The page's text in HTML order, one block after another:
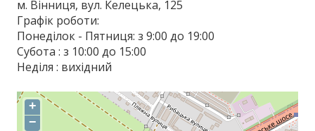
м. Вінниця, вул. Келецька, 125
Графік роботи:
Понеділок - Пятниця: з 9:00 до 19:00
Субота : з 10:00 до 15:00
Неділя : вихідний
+
−